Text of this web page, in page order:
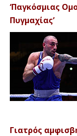
‘Παγκόσμιας
Πυγμαχίας’
Γιατρός